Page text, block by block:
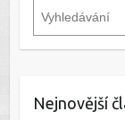
Nejnovější